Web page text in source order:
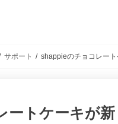
サポート shappieのチョコレート
トケーキが新